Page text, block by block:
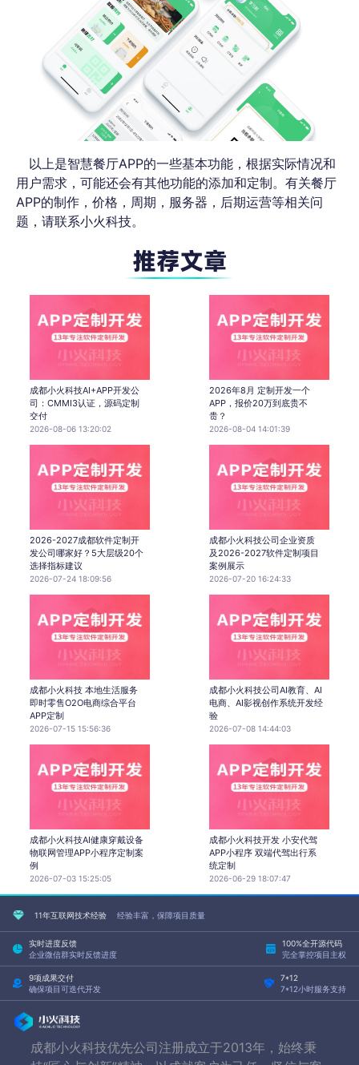
以上是智慧餐厅APP的一些基本功能，根据实际情况和
用户需求，可能还会有其他功能的添加和定制。有关餐厅
APP的制作，价格，周期，服务器，后期运营等相关问
题，请联系小火科技。
成都小火科技AI+APP开发公
司：CMMI3认证，源码定制
交付
2026-08-06 13:20:02
2026年8月 定制开发一个
APP，报价20万到底贵不
贵？
2026-08-04 14:01:39
2026-2027成都软件定制开
发公司哪家好？5大层级20个
选择指标建议
2026-07-24 18:09:56
成都小火科技公司企业资质
及2026-2027软件定制项目
案例展示
2026-07-20 16:24:33
成都小火科技 本地生活服务
即时零售O2O电商综合平台
APP定制
2026-07-15 15:56:36
成都小火科技公司AI教育、AI
电商、AI影视创作系统开发经
验
2026-07-08 14:44:03
成都小火科技AI健康穿戴设备
物联网管理APP小程序定制案
例
2026-07-03 15:25:05
成都小火科技开发 小安代驾
APP小程序 双端代驾出行系
统定制
2026-06-29 18:07:47
11年互联网技术经验 经验丰富，保障项目质量
实时进度反馈
企业微信群实时反馈进度
100%全开源代码
完全掌控项目主权
9项成果交付
确保项目可迭代开发
7*12
7*12小时服务支持
成都小火科技优先公司注册成立于2013年，始终秉